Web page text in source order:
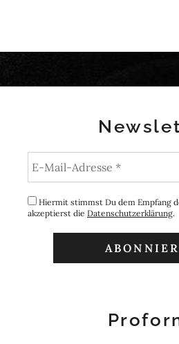
Hiermit stimmst Du dem Empfang
akzeptierst die Datenschutzerklärung.